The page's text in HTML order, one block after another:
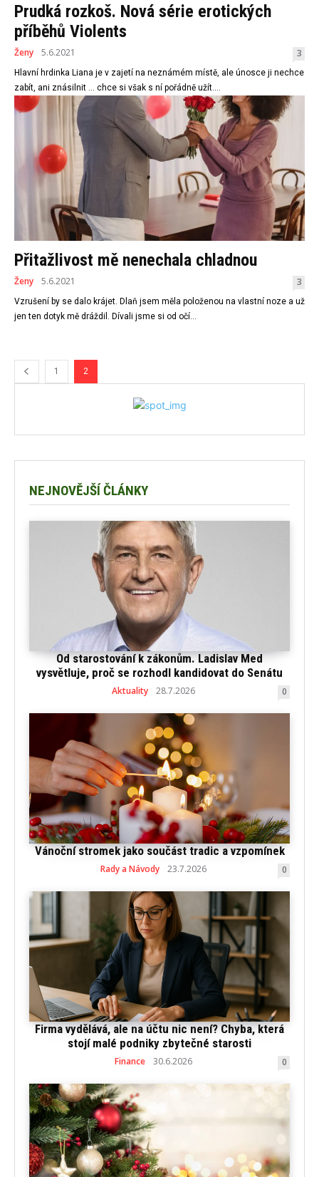
Prudká rozkoš. Nová série erotických
příběhů Violents
Ženy 5.6.2021 3
Hlavní hrdinka Liana je v zajetí na neznámém místě, ale únosce ji nechce
zabít, ani znásilnit … chce si však s ní pořádně užít....
Přitažlivost mě nenechala chladnou
Ženy 5.6.2021 3
Vzrušení by se dalo krájet. Dlaň jsem měla položenou na vlastní noze a už
jen ten dotyk mě dráždil. Dívali jsme si od očí...
1 2
NEJNOVĚJŠÍ ČLÁNKY
Od starostování k zákonům. Ladislav Med
vysvětluje, proč se rozhodl kandidovat do Senátu
Aktuality 28.7.2026 0
Vánoční stromek jako součást tradic a vzpomínek
Rady a Návody 23.7.2026 0
Firma vydělává, ale na účtu nic není? Chyba, která
stojí malé podniky zbytečné starosti
Finance 30.6.2026 0